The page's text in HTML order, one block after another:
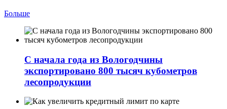
Больше
С начала года из Вологодчины
экспортировано 800 тысяч кубометров
лесопродукции